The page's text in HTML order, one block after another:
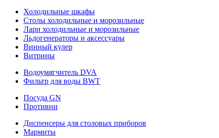
Холодильные шкафы
Столы холодильные и морозильные
Лари холодильные и морозильные
Льдогенераторы и аксессуары
Винный кулер
Витрины
Водоумягчитель DVA
Фильтр для воды BWT
Посуда GN
Противни
Диспенсеры для столовых приборов
Мармиты